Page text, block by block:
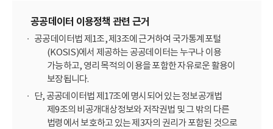
공공데이터 이용정책 관련 근거
공공데이터법 제1조, 제3조에 근거하여 국가통계포털
(KOSIS)에서 제공하는 공공데이터는 누구나 이용
가능하고, 영리 목적의 이용을 포함한 자유로운 활용이
보장됩니다.
단, 공공데이터법 제17조에 명시되어 있는 정보공개법
제9조의 비공개대상정보와 저작권법 및 그 밖의 다른
법령에서 보호하고 있는 제3자의 권리가 포함된 것으로